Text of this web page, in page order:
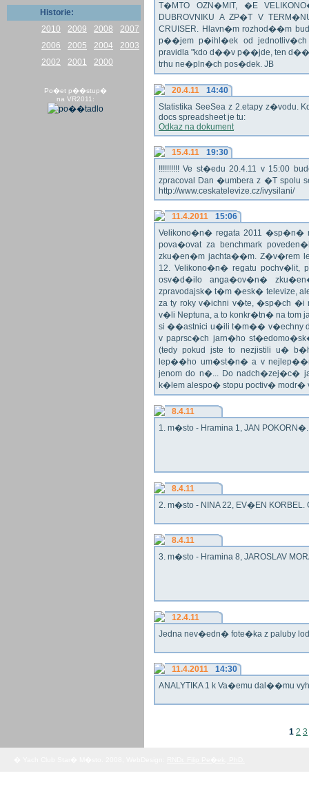
Historie:
2010
2009 2008
2007
2006
2005 2004
2003
2002
2001 2000
Po�et p��stup�
na VR2011:
T�MTO OZN�MIT, �E
DUBROVNIKU A ZP�T V
CRUISER. Hlavn�m rozhod��m
p��jem p�ihl�ek od
pravidla "kdo d��v p��jde, ten
trhu ne�pln�ch pos�dek. JB
20.4.11
14:40
Statistika SeeSea z 2.etapy z�vodu.
docs spreadsheet je tu:
Odkaz na dokument
15.4.11
19:30
!!!!!!!!!! Ve st�edu 20.4.11 v 15:00
zpracoval Dan �umbera z �T spolu
http://www.ceskatelevize.cz/ivysilani/
11.4.2011
15:06
Velikono�n� regata 2011 �sp�n�
pova�ovat za benchmark
zku�en�m jachta��m. Z�v�rem
12. Velikono�n� regatu
osv�d�ilo anga�ov�n�
zpravodajsk� t�m �esk� televize,
za ty roky v�ichni v�te, �sp�ch
v�li Neptuna, a to konkr�tn� na tom
si ��astnici u�ili t�m�� v�echny
v paprsc�ch jarn�ho
(tedy pokud jste to nezjistili u�
lep��ho um�st�n� a v
jenom do n�... Do nadch�zej�c�
k�lem alespo� stopu poctiv�
8.4.11
1. m�sto - Hramina 1, JAN
8.4.11
2. m�sto - NINA 22, EV�EN KORBEL.
8.4.11
3. m�sto - Hramina 8, JAROSLAV
12.4.11
Jedna nev�edn� fote�ka z paluby
11.4.2011
14:30
ANALYTIKA 1 k Va�emu dal��mu
1 2 3